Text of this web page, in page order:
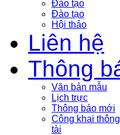
Đào tạo
Đào tạo
Hội thảo
Liên hệ
Thông
Văn bản mẫu
Lịch trực
Thông báo mới
Công khai
tài